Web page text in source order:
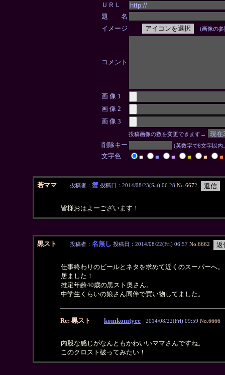
ＵＲＬ
題 名
イメージ
(画像の参
コメント
画 像 1
画 像 2
画 像 3
投稿画像の数を変更できます→
削除キー (英数字で8文字以内
文字色 ■ ■ ■ ■ ■ ■
若ママ 投稿者： 蟹 投稿日：2014/08/23(Sat) 06:28 No.6672
皆様おはよーございます！
黒スト 投稿者： 名無し 投稿日：2014/08/22(Fri) 06:57 No.6662
仕事終わりのビールとネタを求めて近くのスーパーへ。
居ました！
推定年齢40歳の黒スト奥さん。
中学生くらいの娘さん同伴で買い物してました。
Re: 黒スト komkomtyee - 2014/08/22(Fri) 09:59 No.6666
内股な感じがなんともかわいいママさんですね。
このクロスト破ってみたい！